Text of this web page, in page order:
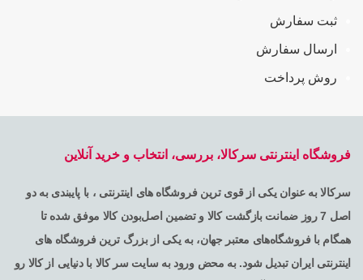
ثبت سفارش
ارسال سفارش
روش پرداخت
فروشگاه اینترنتی سرکالا، بررسی، انتخاب و خرید آنلاین
سرکالا به عنوان یکی از قوی ترین فروشگاه های اینترنتی ، با پایبندی به دو
اصل 7 روز ضمانت بازگشت کالا و تضمین اصل‌بودن کالا موفق شده تا
همگام با فروشگاه‌های معتبر جهان، به یکی از بزرگ ترین فروشگاه های
اینترنتی ایران تبدیل شود. به محض ورود به سایت سر کالا با دنیایی از کالا رو